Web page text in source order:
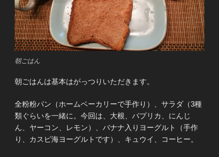
朝ごはん
朝ごはんは基本はがっつりいただきます。
全粉粉パン（ホームベーカリーで手作り）、サラダ（3種
類ぐらいを一緒に。今回は、大根、パプリカ、にんじ
ん、ヤーコン、レモン）、バナナ入りヨーグルト（手作
り、カスピ海ヨーグルトです）、キュウイ、コーヒー。